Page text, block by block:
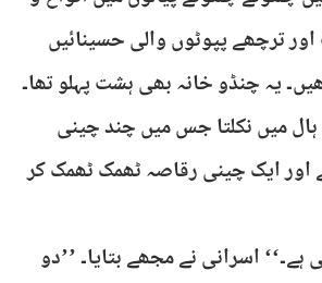
ترچھے پپوٹوں والی حسینائیں
یہ چنڈو خانہ بھی ہشت پہلو تھا۔
ہال میں نکلتا جس میں چند چینی
اور ایک چینی رقاصہ ٹھمک ٹھمک کر
ہے۔‘‘ اسرانی نے مجھے بتایا۔ ’’دو